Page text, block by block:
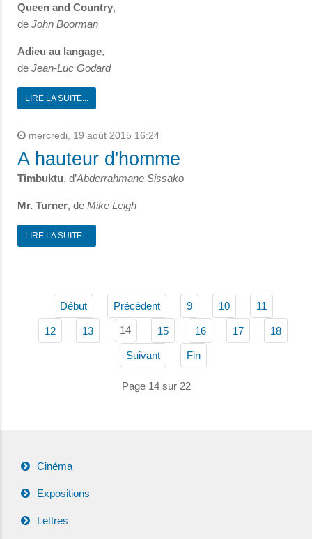
Queen and Country,
de John Boorman
Adieu au langage,
de Jean-Luc Godard
LIRE LA SUITE...
mercredi, 19 août 2015 16:24
A hauteur d'homme
Timbuktu, d’Abderrahmane Sissako
Mr. Turner, de Mike Leigh
LIRE LA SUITE...
Début Précédent 9 10 11
12 13 14 15 16 17 18
Suivant Fin
Page 14 sur 22
Cinéma
Expositions
Lettres